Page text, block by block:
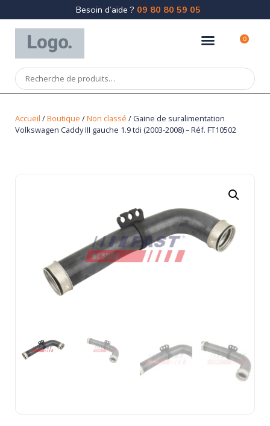
Besoin d’aide ? 09 80 80 59 05
0
Accueil /Boutique /Non classé / Gaine de suralimentation
Volkswagen Caddy III gauche 1.9 tdi (2003-2008) – Réf. FT10502